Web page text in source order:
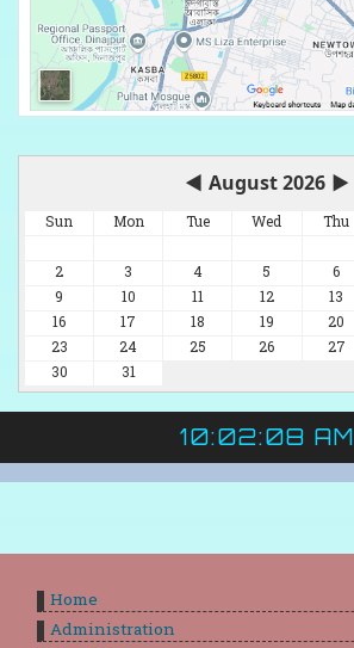
◀ August 2026 ▶
Sun Mon Tue Wed Thu
2
3 4 5 6
9
10 11 12 13
16
17 18 19 20
23
24 25 26 27
30
31
10:02:08 AM
Home
Administration